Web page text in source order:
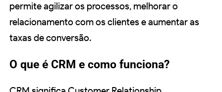
permite agilizar os processos, melhorar o
relacionamento com os clientes e aumentar as
taxas de conversão.
O que é CRM e como funciona?